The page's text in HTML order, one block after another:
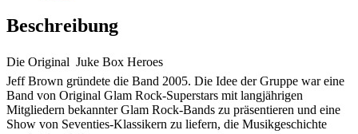
Beschreibung
Die Original  Juke Box Heroes
Jeff Brown gründete die Band 2005. Die Idee der Gruppe war eine
Band von Original Glam Rock-Superstars mit langjährigen
Mitgliedern bekannter Glam Rock-Bands zu präsentieren und eine
Show von Seventies-Klassikern zu liefern, die Musikgeschichte